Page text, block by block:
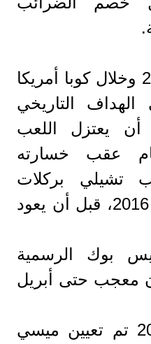
- في أواخر يونيو 2016 وخلال كوبا أمريكا
التاريخي
أن يعتزل اللعب
عقب خسارته
تشيلي بركلات
الترجيح يوم 27 يونيو 2016، قبل أن يعود
بوك الرسمية
84 مليون معجب حتى أبريل
- في 11 مارس 2010 تم تعيين ميسي